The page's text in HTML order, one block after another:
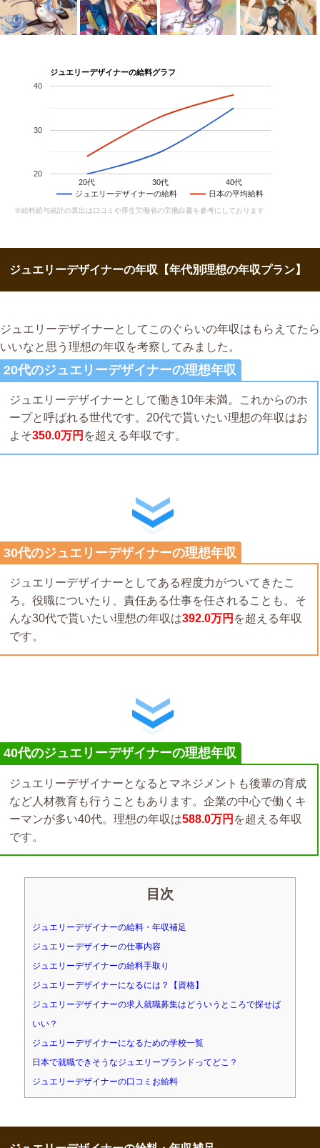
ジュエリーデザイナーの給料グラフ
ジュエリーデザイナーの給料 日本の平均給料
20代 30代 40代
20
30
40
※給料給与統計の算出は口コミや厚生労働省の労働白書を参考にしております
ジュエリーデザイナーの年収【年代別理想の年収プラン】
ジュエリーデザイナーとしてこのぐらいの年収はもらえてたら
いいなと思う理想の年収を考察してみました。
20代のジュエリーデザイナーの理想年収
ジュエリーデザイナーとして働き10年未満。これからのホ
ープと呼ばれる世代です。20代で貰いたい理想の年収はお
よそ350.0万円 を超える年収です。
30代のジュエリーデザイナーの理想年収
ジュエリーデザイナーとしてある程度力がついてきたこ
ろ。役職についたり、責任ある仕事を任されることも。そ
んな30代で貰いたい理想の年収は392.0万円 を超える年収
です。
40代のジュエリーデザイナーの理想年収
ジュエリーデザイナーとなるとマネジメントも後輩の育成
など人材教育も行うこともあります。企業の中心で働くキ
ーマンが多い40代。理想の年収は588.0万円 を超える年収
です。
目次
ジュエリーデザイナーの給料・年収補足
ジュエリーデザイナーの仕事内容
ジュエリーデザイナーの給料手取り
ジュエリーデザイナーになるには？【資格】
ジュエリーデザイナーの求人就職募集はどういうところで探せば
いい？
ジュエリーデザイナーになるための学校一覧
日本で就職できそうなジュエリーブランドってどこ？
ジュエリーデザイナーの口コミお給料